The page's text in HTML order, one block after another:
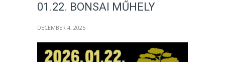
01.22. BONSAI MŰHELY
DECEMBER 4, 2025